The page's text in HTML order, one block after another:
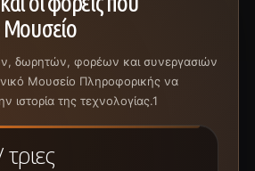
Μουσείο
δωρητών, φορέων και συνεργασιών
Μουσείο Πληροφορικής να
ιστορία της τεχνολογίας.1